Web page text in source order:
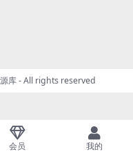
库- All rights reserved
会员 我的